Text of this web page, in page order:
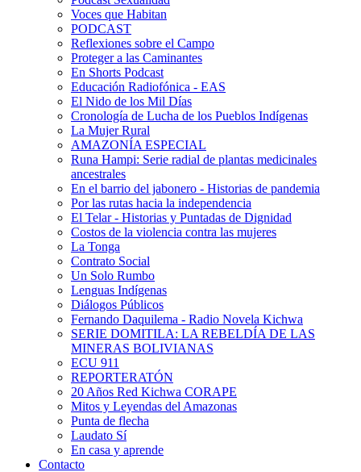
Voces que Habitan
PODCAST
Reflexiones sobre el Campo
Proteger a las Caminantes
En Shorts Podcast
Educación Radiofónica - EAS
El Nido de los Mil Días
Cronología de Lucha de los Pueblos Indígenas
La Mujer Rural
AMAZONÍA ESPECIAL
Runa Hampi: Serie radial de plantas medicinales
ancestrales
En el barrio del jabonero - Historias de pandemia
Por las rutas hacia la independencia
El Telar - Historias y Puntadas de Dignidad
Costos de la violencia contra las mujeres
La Tonga
Contrato Social
Un Solo Rumbo
Lenguas Indígenas
Diálogos Públicos
Fernando Daquilema - Radio Novela Kichwa
SERIE DOMITILA: LA REBELDÍA DE LAS
MINERAS BOLIVIANAS
ECU 911
REPORTERATÓN
20 Años Red Kichwa CORAPE
Mitos y Leyendas del Amazonas
Punta de flecha
Laudato Sí
En casa y aprende
Contacto